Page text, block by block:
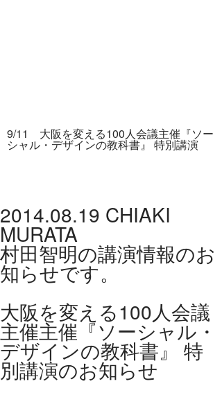
9/11 大阪を変える100人会議主催『ソー
シャル・デザインの教科書』 特別講演
2014.08.19 CHIAKI
MURATA
村田智明の講演情報のお
知らせです。
大阪を変える100人会議
主催主催『ソーシャル・
デザインの教科書』 特
別講演のお知らせ